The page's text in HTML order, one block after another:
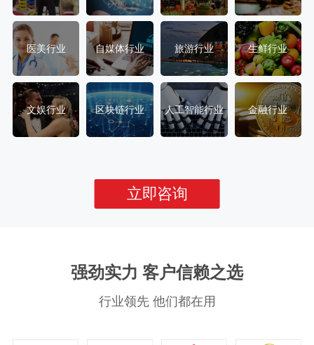
医美行业 自媒体行业 旅游行业 生鲜行业
文娱行业 区块链行业 人工智能行业 金融行业
立即咨询
强劲实力 客户信赖之选
行业领先 他们都在用